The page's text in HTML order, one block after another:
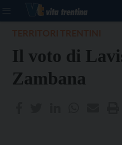
Il voto di
Zambana